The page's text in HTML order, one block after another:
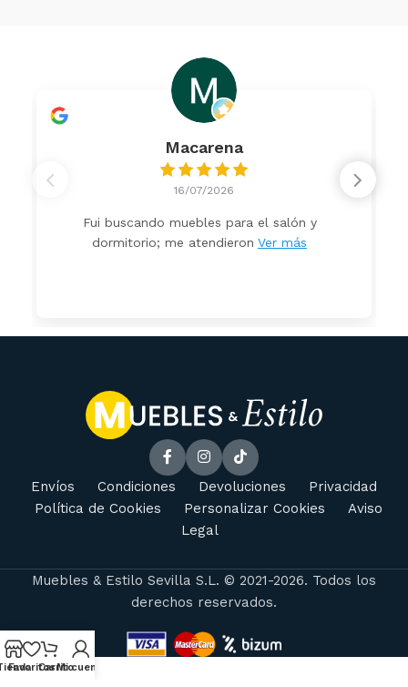
Macarena
16/07/2026
Fui buscando muebles para el salón y
dormitorio; me atendieron Ver más
Envíos Condiciones Devoluciones
Privacidad
Política de Cookies
Personalizar Cookies
Aviso
Legal
Muebles & Estilo Sevilla S.L. © 2021-2026. Todos los
derechos reservados.
FavoritosCarritoMi cuenta